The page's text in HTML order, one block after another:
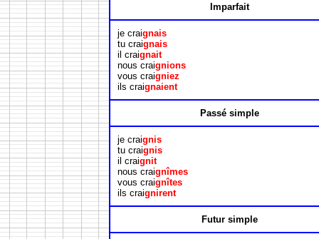
Imparfait
je craignais
tu craignais
il craignait
nous craignions
vous craigniez
ils craignaient
Passé simple
je craignis
tu craignis
il craignit
nous craignîmes
vous craignîtes
ils craignirent
Futur simple